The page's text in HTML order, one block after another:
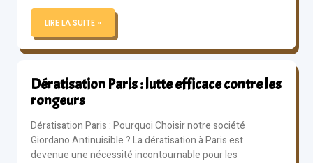
LIRE LA SUITE »
Dératisation Paris : lutte efficace contre les
rongeurs
Dératisation Paris : Pourquoi Choisir notre société
Giordano Antinuisible ? La dératisation à Paris est
devenue une nécessité incontournable pour les